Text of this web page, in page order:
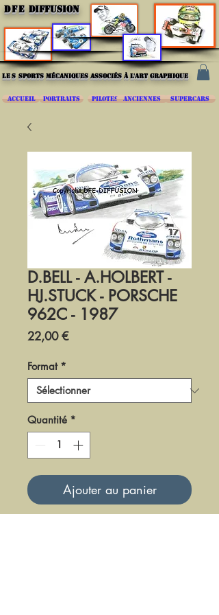
DFE DIFFUSION
les sports mécaniques associés à l'art graphique
ACCUEIL PORTRAITS PILOTES ANCIENNES SUPERCARS
D.BELL - A.HOLBERT -
HJ.STUCK - PORSCHE
962C - 1987
22,00 €Prix
Format *
Quantité *
Ajouter au panier